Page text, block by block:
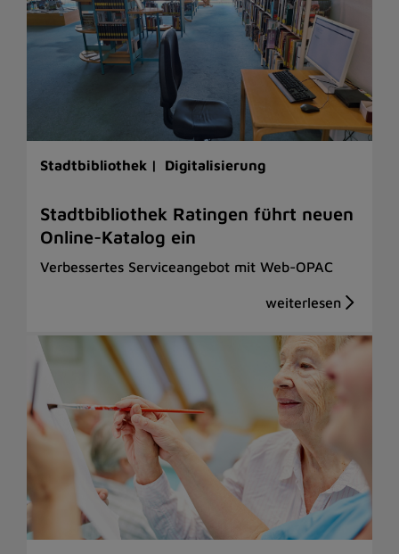
Stadtbibliothek | Digitalisierung
Stadtbibliothek Ratingen führt neuen
Online-Katalog ein
Verbessertes Serviceangebot mit Web-OPAC